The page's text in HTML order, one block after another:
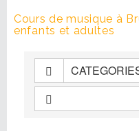
Cours de musique à
enfants et adultes